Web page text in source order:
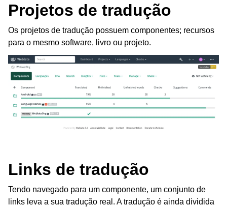
navigation of Instruções de configuração
Projetos de tradução
Os projetos de tradução possuem componentes; recursos
para o mesmo software, livro ou projeto.
Links de tradução
Tendo navegado para um componente, um conjunto de
links leva a sua tradução real. A tradução é ainda dividida